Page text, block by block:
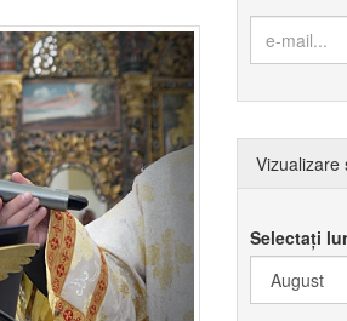
Vizualizare
Selectați